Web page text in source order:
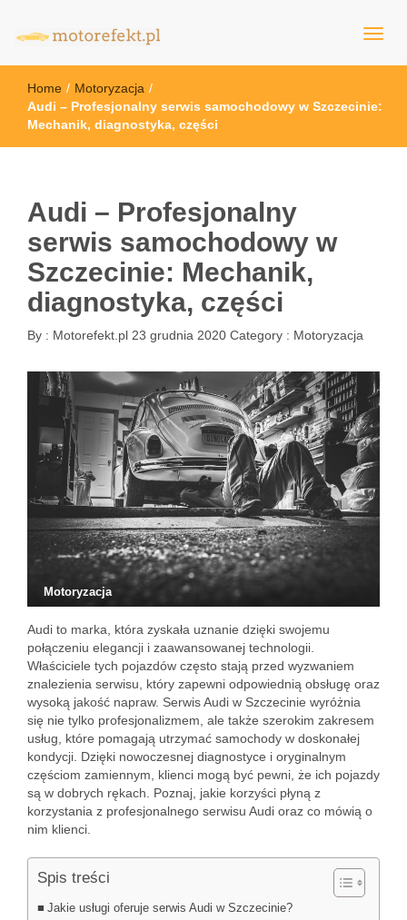
motorefekt.pl
Home / Motoryzacja /
Audi – Profesjonalny serwis samochodowy w Szczecinie:
Mechanik, diagnostyka, części
Audi – Profesjonalny
serwis samochodowy w
Szczecinie: Mechanik,
diagnostyka, części
By : Motorefekt.pl 23 grudnia 2020 Category : Motoryzacja
Motoryzacja
Audi to marka, która zyskała uznanie dzięki swojemu
połączeniu elegancji i zaawansowanej technologii.
Właściciele tych pojazdów często stają przed wyzwaniem
znalezienia serwisu, który zapewni odpowiednią obsługę oraz
wysoką jakość napraw. Serwis Audi w Szczecinie wyróżnia
się nie tylko profesjonalizmem, ale także szerokim zakresem
usług, które pomagają utrzymać samochody w doskonałej
kondycji. Dzięki nowoczesnej diagnostyce i oryginalnym
częściom zamiennym, klienci mogą być pewni, że ich pojazdy
są w dobrych rękach. Poznaj, jakie korzyści płyną z
korzystania z profesjonalnego serwisu Audi oraz co mówią o
nim klienci.
Spis treści
Jakie usługi oferuje serwis Audi w Szczecinie?